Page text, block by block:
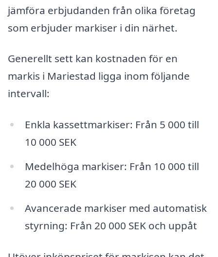
jämföra erbjudanden från olika företag
som erbjuder markiser i din närhet.
Generellt sett kan kostnaden för en
markis i Mariestad ligga inom följande
intervall:
Enkla kassettmarkiser: Från 5 000 till
10 000 SEK
Medelhöga markiser: Från 10 000 till
20 000 SEK
Avancerade markiser med automatisk
styrning: Från 20 000 SEK och uppåt